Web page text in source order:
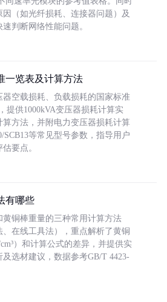
（如光纤损耗、连接器问题）及
判断网络性能问题。
一览表及计算方法
空载损耗、负载损耗的国家标准
提供1000kVA变压器损耗计算实
方法，并附电力变压器损耗计算
SCB13等常见型号参数，指导用户
要点。
有哪些
铜棒重量的三种常用计算方法
、在线工具法），重点解析了黄铜
）和计算公式的差异，并提供实
选材建议，数据参考GB/T 4423-